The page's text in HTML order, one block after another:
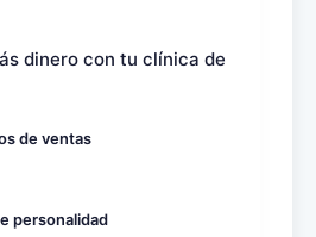
dinero con tu clínica de
de ventas
personalidad